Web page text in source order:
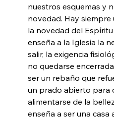
nuestros esquemas y
novedad. Hay
la novedad del
enseña a la Iglesia la
salir, la exigencia
no quedarse
ser un rebaño que
un prado abierto para
alimentarse de la
enseña a ser una casa